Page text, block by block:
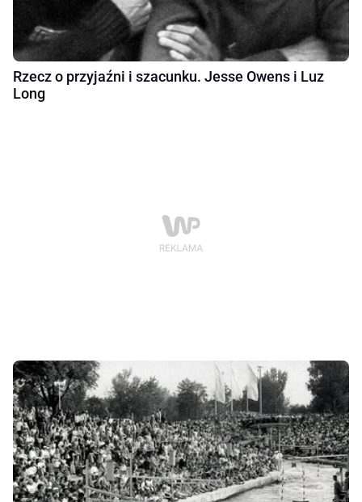
Rzecz o przyjaźni i szacunku. Jesse Owens i Luz
Long